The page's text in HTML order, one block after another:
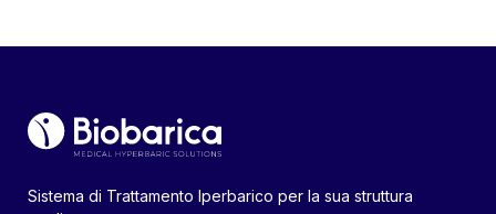
Sistema di Trattamento Iperbarico per la sua struttura